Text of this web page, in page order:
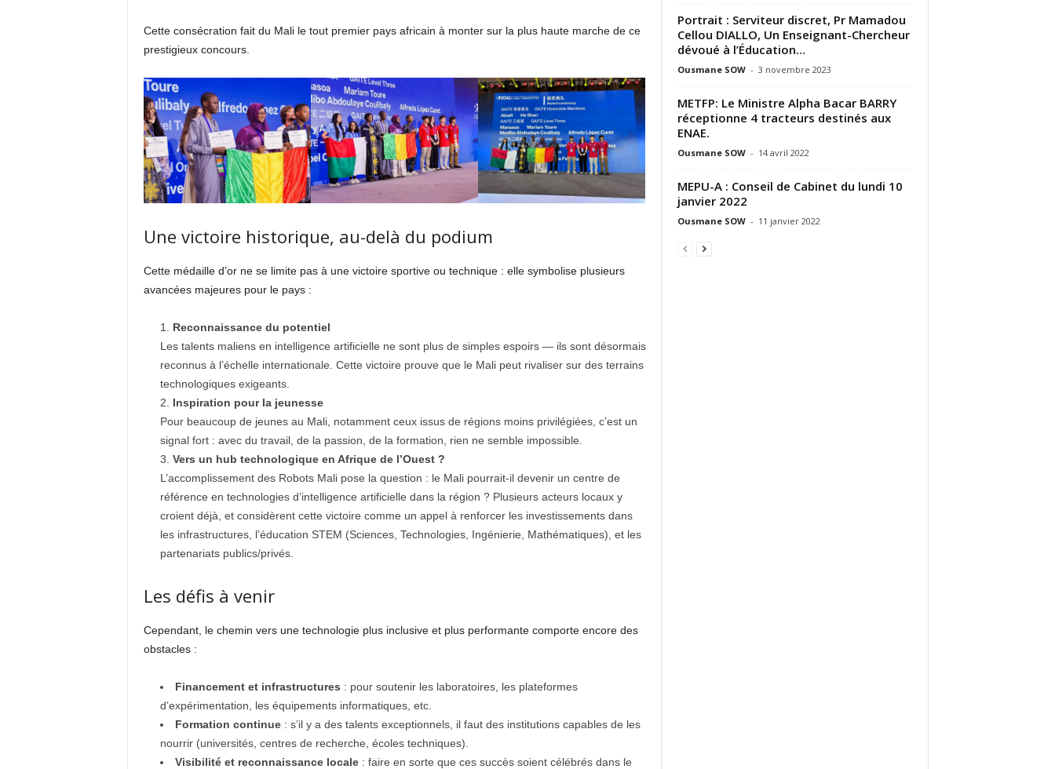
Cette consécration fait du Mali le tout premier pays africain à monter sur la plus haute marche de ce
prestigieux concours.
Une victoire historique, au-delà du podium
Cette médaille d’or ne se limite pas à une victoire sportive ou technique : elle symbolise plusieurs
avancées majeures pour le pays :
Reconnaissance du potentiel
Les talents maliens en intelligence artificielle ne sont plus de simples espoirs — ils sont désormais
reconnus à l’échelle internationale. Cette victoire prouve que le Mali peut rivaliser sur des terrains
technologiques exigeants.
Inspiration pour la jeunesse
Pour beaucoup de jeunes au Mali, notamment ceux issus de régions moins privilégiées, c’est un
signal fort : avec du travail, de la passion, de la formation, rien ne semble impossible.
Vers un hub technologique en Afrique de l’Ouest ?
L’accomplissement des Robots Mali pose la question : le Mali pourrait-il devenir un centre de
référence en technologies d’intelligence artificielle dans la région ? Plusieurs acteurs locaux y
croient déjà, et considèrent cette victoire comme un appel à renforcer les investissements dans
les infrastructures, l’éducation STEM (Sciences, Technologies, Ingénierie, Mathématiques), et les
partenariats publics/privés.
Les défis à venir
Cependant, le chemin vers une technologie plus inclusive et plus performante comporte encore des
obstacles :
Financement et infrastructures : pour soutenir les laboratoires, les plateformes
d’expérimentation, les équipements informatiques, etc.
Formation continue: s’il y a des talents exceptionnels, il faut des institutions capables de les
nourrir (universités, centres de recherche, écoles techniques).
Visibilité et reconnaissance locale: faire en sorte que ces succès soient célébrés dans le
Portrait : Serviteur discret, Pr Mamadou
Cellou DIALLO, Un Enseignant-Chercheur
dévoué à l’Éducation…
Ousmane SOW - 3 novembre 2023
METFP: Le Ministre Alpha Bacar BARRY
réceptionne 4 tracteurs destinés aux
ENAE.
Ousmane SOW - 14 avril 2022
MEPU-A : Conseil de Cabinet du lundi 10
janvier 2022
Ousmane SOW - 11 janvier 2022